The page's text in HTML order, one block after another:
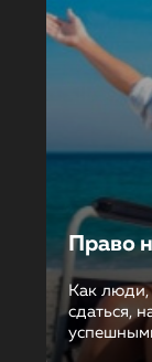
Право
Как люди,
сдаться,